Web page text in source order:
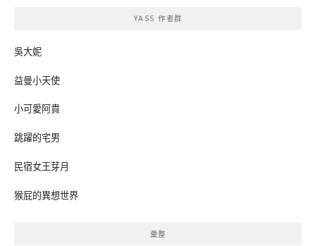
YASS 作者群
吳大妮
益曼小天使
小可愛阿貴
跳躍的宅男
民宿女王芽月
猴屁的異想世界
彙整